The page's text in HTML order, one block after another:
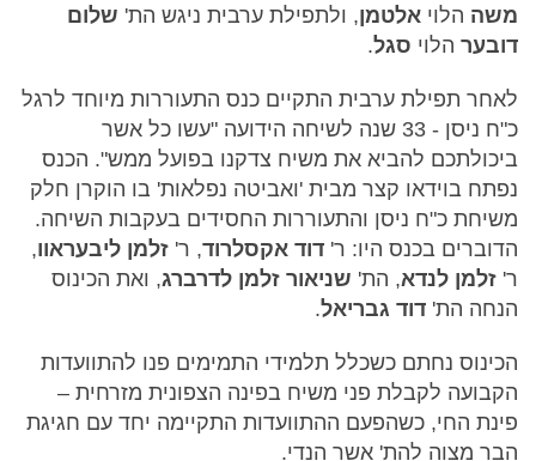
משה הלוי אלטמן, ולתפילת ערבית ניגש הת' שלום
דובער הלוי סגל.
לאחר תפילת ערבית התקיים כנס התעוררות מיוחד לרגל
כ"ח ניסן - 33 שנה לשיחה הידועה "עשו כל אשר
ביכולתכם להביא את משיח צדקנו בפועל ממש". הכנס
נפתח בוידאו קצר מבית 'ואביטה נפלאות' בו הוקרן חלק
משיחת כ"ח ניסן והתעוררות החסידים בעקבות השיחה.
הדוברים בכנס היו: ר' דוד אקסלרוד, ר' זלמן ליבעראוו,
ר' זלמן לנדא, הת' שניאור זלמן לדרברג, ואת הכינוס
הנחה הת' דוד גבריאל.
הכינוס נחתם כשכלל תלמידי התמימים פנו להתוועדות
הקבועה לקבלת פני משיח בפינה הצפונית מזרחית –
פינת החי, כשהפעם ההתוועדות התקיימה יחד עם חגיגת
הבר מצוה להת' אשר הנדי.